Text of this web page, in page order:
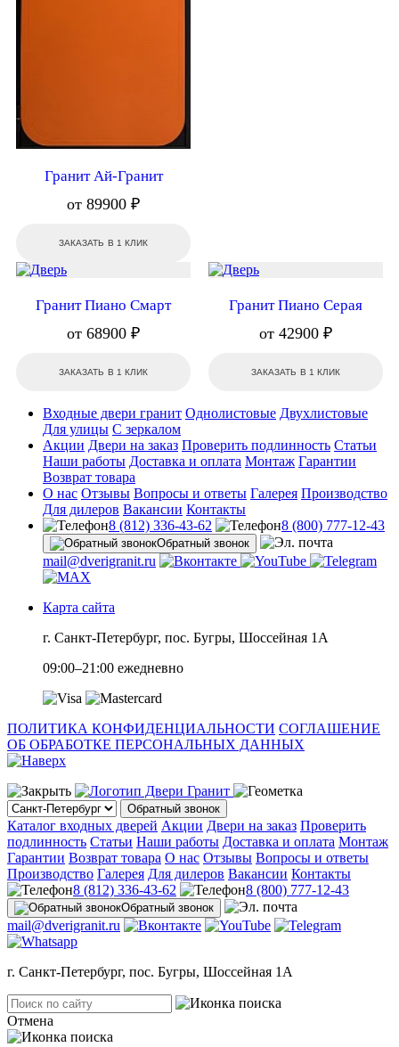
Гранит Ай-Гранит
от 89900 ₽
ЗАКАЗАТЬ В 1 КЛИК
Гранит Пиано Смарт
от 68900 ₽
ЗАКАЗАТЬ В 1 КЛИК
Гранит Пиано Серая
от 42900 ₽
ЗАКАЗАТЬ В 1 КЛИК
Входные двери гранит Однолистовые Двухлистовые
Для улицы С зеркалом
Акции Двери на заказ Проверить подлинность Статьи
Наши работы Доставка и оплата Монтаж Гарантии
Возврат товара
О нас Отзывы Вопросы и ответы Галерея Производство
Для дилеров Вакансии Контакты
8 (812) 336-43-62
8 (800) 777-12-43
Обратный звонок
mail@dverigranit.ru
Карта сайта
г. Санкт-Петербург, пос. Бугры, Шоссейная 1А
09:00–21:00 ежедневно
ПОЛИТИКА КОНФИДЕНЦИАЛЬНОСТИ СОГЛАШЕНИЕ
ОБ ОБРАБОТКЕ ПЕРСОНАЛЬНЫХ ДАННЫХ
Обратный звонок
Каталог входных дверей Акции Двери на заказ Проверить
подлинность Статьи Наши работы Доставка и оплата Монтаж
Гарантии Возврат товара О нас Отзывы Вопросы и ответы
Производство Галерея Для дилеров Вакансии Контакты
8 (812) 336-43-62
8 (800) 777-12-43
Обратный звонок
mail@dverigranit.ru
г. Санкт-Петербург, пос. Бугры, Шоссейная 1А
Отмена